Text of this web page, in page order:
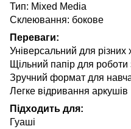
Тип: Mixed Media
Склеювання: бокове
Переваги:
Універсальний для різних
Щільний папір для
Зручний формат для
Легке відривання аркушів
Підходить для:
Гуаші